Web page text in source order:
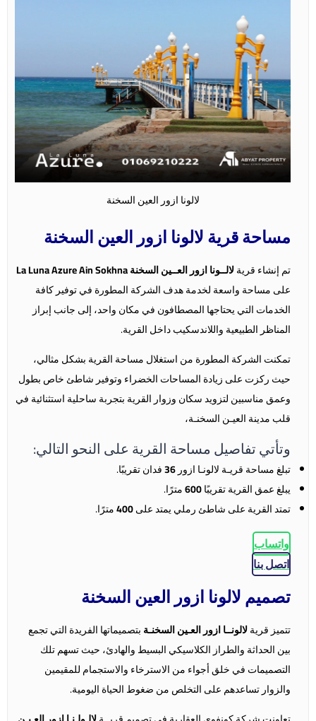
لالونا ازور العين السخنة
مساحة قرية لالونا ازور العين السخنة
تم إنشاء قريةلالــونا ازور العــين السخنةLa Luna Azure Ain Sokhna
على مساحة واسعة لخدمة هدف الشركة المطورة في توفير كافة
الخدمات التي يحتاجها المصطافون في مكان واحد، إلى جانب إبراز
المناظر الطبيعية واللاندسكيب داخل القرية.
تمكنت الشركة المطورة من استغلال مساحة القرية بشكل مثالي،
حيث ركزت على زيادة المساحات الخضراء وتوفير شاطئ خاص بطول
وعمق مناسبين لتزويد سكان وزوار القرية بتجربة ساحلية استثنائية في
قلب مدينة العيـن السخنـة،
وتأتي تفاصيل مساحة القرية على النحو التالي:
تبلغ مساحة قريـة لالونـا ازور36فدان تقريبًا.
يبلغ عمق القرية تقريبًا600مترًا.
تمتد القرية على شاطئ رملي يمتد على400مترًا.
واتساب
اتصل بنا
تصميم لالونا ازور العين السخنة
تتميز قريةلالونــا ازور العـين السخنـةبتصميماتها الفريدة التي تجمع
بين الحداثة والطراز الكلاسيكي البسيط والهادئ، حيث تسهم تلك
التصميمات في خلق أجواء من الاسترخاء والاستجمام للمقيمين
والزوار تساعدهم على التخلص من ضغوط الحياة اليومية.